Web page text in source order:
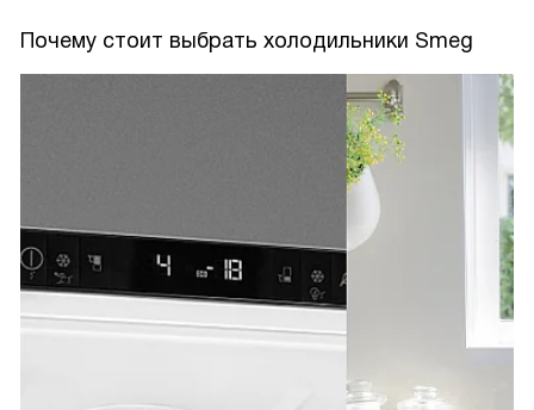
Почему стоит выбрать холодильники Smeg